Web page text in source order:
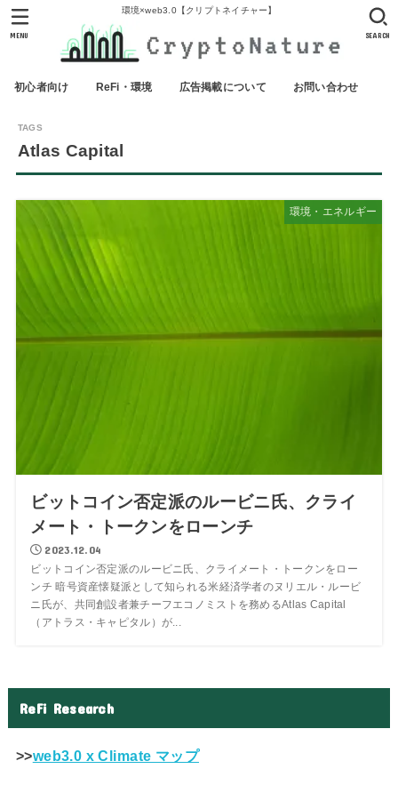
環境×web3.0【クリプトネイチャー】
初心者向け ReFi・環境 広告掲載について お問い合わせ
SEARCH
MENU
Atlas Capital
環境・エネルギー
ビットコイン否定派のルービニ氏、クライ
メート・トークンをローンチ
2023.12.04
ビットコイン否定派のルービニ氏、クライメート・トークンをロー
ンチ 暗号資産懐疑派として知られる米経済学者のヌリエル・ルービ
ニ氏が、共同創設者兼チーフエコノミストを務めるAtlas Capital
（アトラス・キャピタル）が...
ReFi Research
>>web3.0 x Climate マップ